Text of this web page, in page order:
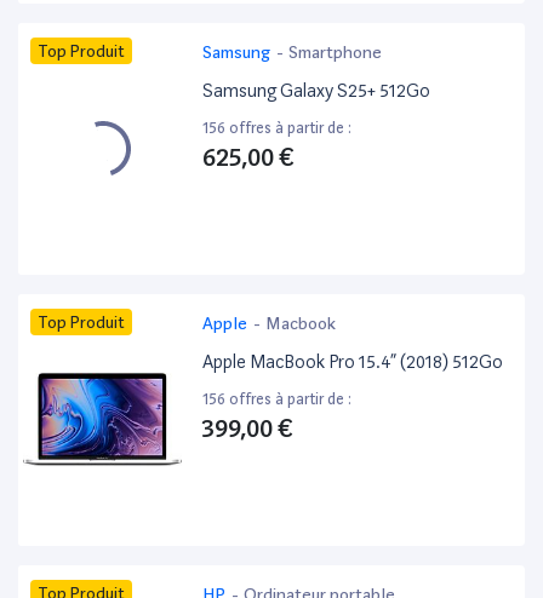
Top Produit Samsung - Smartphone
Samsung Galaxy S25+ 512Go
156 offres à partir de :
625,00 €
Top Produit Apple - Macbook
Apple MacBook Pro 15.4” (2018) 512Go
156 offres à partir de :
399,00 €
Top Produit